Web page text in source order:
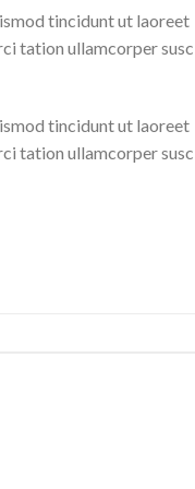
tincidunt ut laoreet
tation ullamcorper
tincidunt ut laoreet
tation ullamcorper